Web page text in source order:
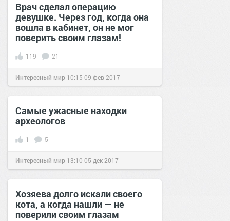
Врач сделал операцию
девушке. Через год, когда она
вошла в кабинет, он не мог
поверить своим глазам!
119 21
Интересный мир 10:15 09 фев 2017
Самые ужасные находки
археологов
1 5
Интересный мир 13:10 05 дек 2017
Хозяева долго искали своего
кота, а когда нашли — не
поверили своим глазам